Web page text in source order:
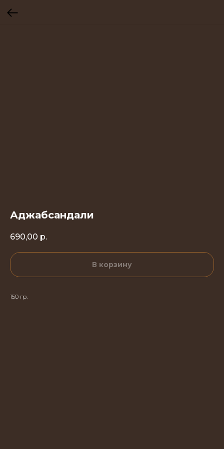
Аджабсандали
690,00 р.
В корзину
150 гр.